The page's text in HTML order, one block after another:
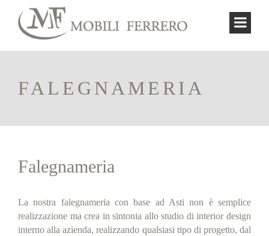
FALEGNAMERIA
Falegnameria
La nostra falegnameria con base ad Asti non è semplice
realizzazione ma crea in sintonia allo studio di interior design
interno alla azienda, realizzando qualsiasi tipo di progetto, dal